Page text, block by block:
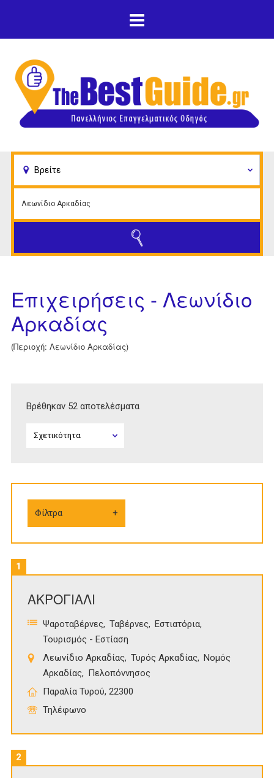
κυρίως περιεχόμενο
Επιχειρήσεις - Λεωνίδιο
Αρκαδίας
(Περιοχή: Λεωνίδιο Αρκαδίας)
Βρέθηκαν 52 αποτελέσματα
Φίλτρα
1
ΑΚΡΟΓΙΑΛΙ
Ψαροταβέρνες Ταβέρνες
Εστιατόρια
Τουρισμός - Εστίαση
Λεωνίδιο Αρκαδίας
Τυρός Αρκαδίας
Νομός
Αρκαδίας
Πελοπόννησος
Παραλία Τυρού, 22300
Τηλέφωνο
2